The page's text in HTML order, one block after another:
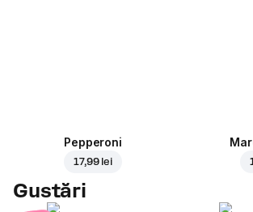
Pepperoni
17,99 lei
Gustări